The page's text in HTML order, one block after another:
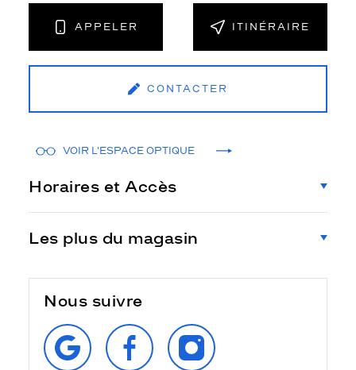
APPELER ITINÉRAIRE
CONTACTER
VOIR L'ESPACE OPTIQUE
Horaires et Accès
Les plus du magasin
Nous suivre
RETROUVEZ‑NOUS
SUR
GOOGLE
SUIVEZ‑NOUS
SUR
FACEBOOK
SUIVEZ‑NOUS
SUR
INSTAGRAM